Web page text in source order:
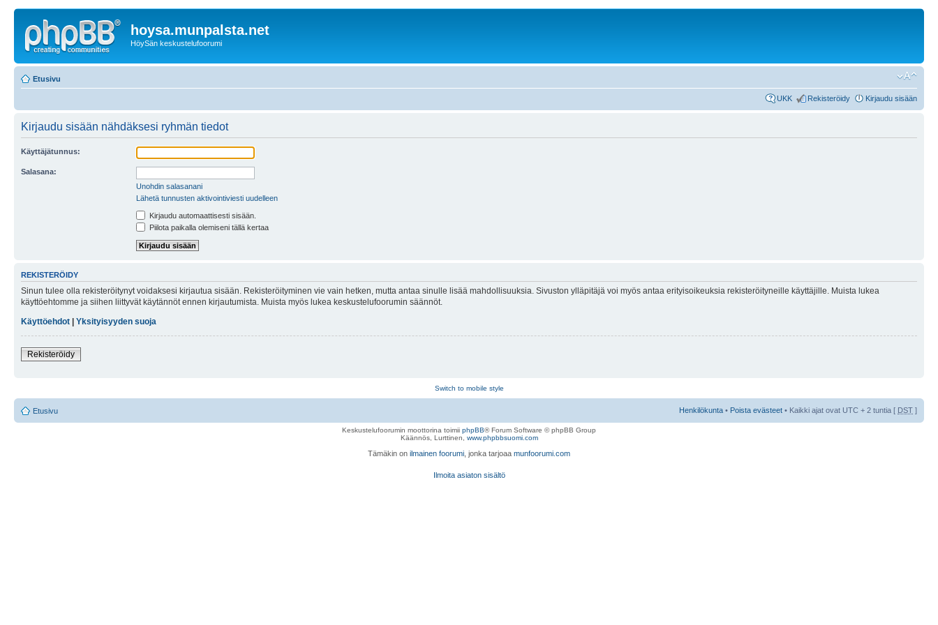
hoysa.munpalsta.net
HöySän keskustelufoorumi
Etusivu
UKK Rekisteröidy Kirjaudu sisään
Kirjaudu sisään nähdäksesi ryhmän tiedot
Käyttäjätunnus:
Salasana:
Unohdin salasanani
Lähetä tunnusten aktivointiviesti uudelleen
Kirjaudu automaattisesti sisään.
Piilota paikalla olemiseni tällä kertaa
REKISTERÖIDY
Sinun tulee olla rekisteröitynyt voidaksesi kirjautua sisään. Rekisteröityminen vie vain hetken, mutta antaa sinulle lisää mahdollisuuksia. Sivuston ylläpitäjä voi myös antaa erityisoikeuksia rekisteröityneille käyttäjille. Muista lukea
käyttöehtomme ja siihen liittyvät käytännöt ennen kirjautumista. Muista myös lukea keskustelufoorumin säännöt.
Käyttöehdot
Yksityisyyden suoja
Rekisteröidy
Switch to mobile style
Etusivu Henkilökunta • Poista evästeet • Kaikki ajat ovat UTC + 2 tuntia [ DST ]
Keskustelufoorumin moottorina toimii phpBB® Forum Software © phpBB Group
Käännös, Lurttinen, www.phpbbsuomi.com
Tämäkin on ilmainen foorumi , jonka tarjoaa munfoorumi.com
Ilmoita asiaton sisältö